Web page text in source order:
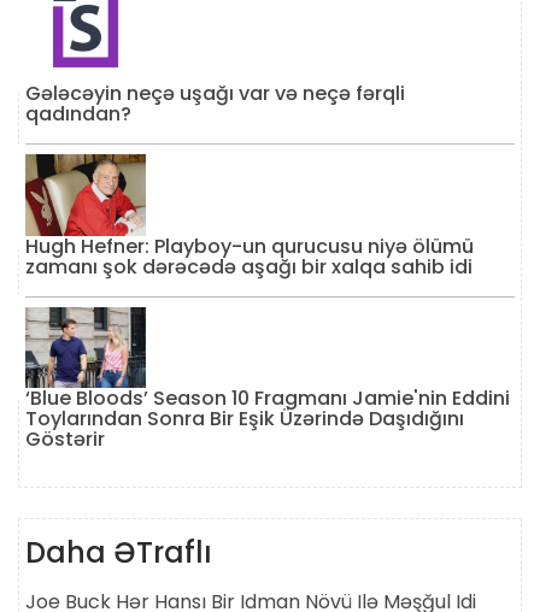
Gələcəyin neçə uşağı var və neçə fərqli
qadından?
Hugh Hefner: Playboy-un qurucusu niyə ölümü
zamanı şok dərəcədə aşağı bir xalqa sahib idi
‘Blue Bloods’ Season 10 Fragmanı Jamie'nin Eddini
Toylarından Sonra Bir Eşik Üzərində Daşıdığını
Göstərir
Daha ƏTraflı
Joe Buck Hər Hansı Bir Idman Növü Ilə Məşğul Idi